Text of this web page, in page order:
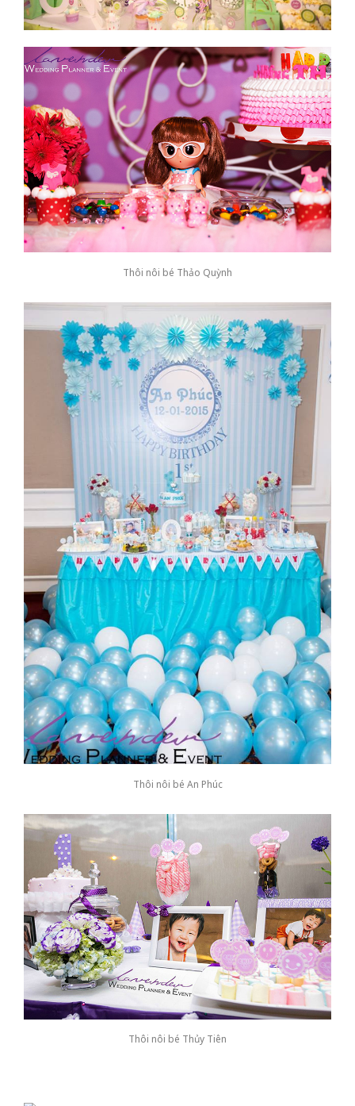
Thôi nôi bé Thảo Quỳnh
Thôi nôi bé An Phúc
Thôi nôi bé Thủy Tiên